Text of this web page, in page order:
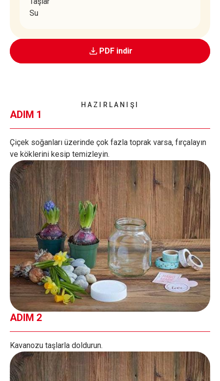
Su
PDF indir
HAZIRLANIŞI
ADIM 1
Çiçek soğanları üzerinde çok fazla toprak varsa, fırçalayın
ve köklerini kesip temizleyin.
ADIM 2
Kavanozu taşlarla doldurun.